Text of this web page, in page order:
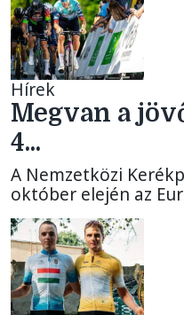
Hírek
Megvan a
4...
A Nemzetközi
október elején az